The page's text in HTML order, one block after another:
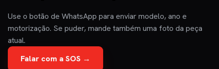
Use o botão de WhatsApp para enviar modelo, ano e
motorização. Se puder, mande também uma foto da peça
atual.
Falar com a SOS →